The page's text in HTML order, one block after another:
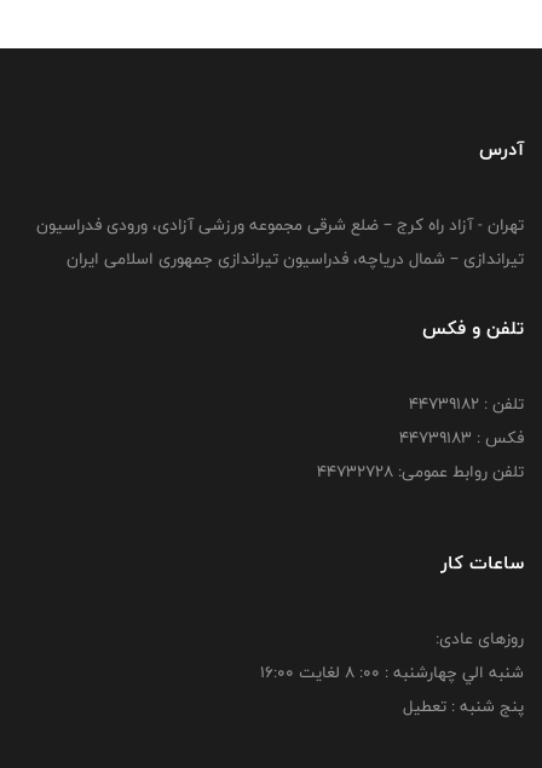
آدرس
تهران - آزاد راه کرج – ضلع شرقی مجموعه ورزشی آزادی، ورودی فدراسیون
تیراندازی – شمال دریاچه، فدراسیون تیراندازی جمهوری اسلامی ایران
تلفن و فکس
تلفن : ۴۴۷۳۹۱۸۲
فکس : ۴۴۷۳۹۱۸3
تلفن روابط عمومی: ۴۴۷۳۲۷۲۸
ساعات کار
روزهای عادی:
شنبه الي چهارشنبه : 00: 8 لغايت 16:00
پنج شنبه : تعطیل